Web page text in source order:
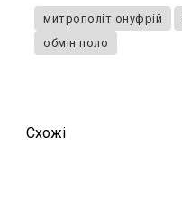
митрополіт онуфрій
обмін поло
Схожi